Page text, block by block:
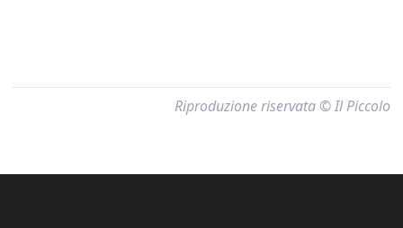
Riproduzione riservata © Il Piccolo